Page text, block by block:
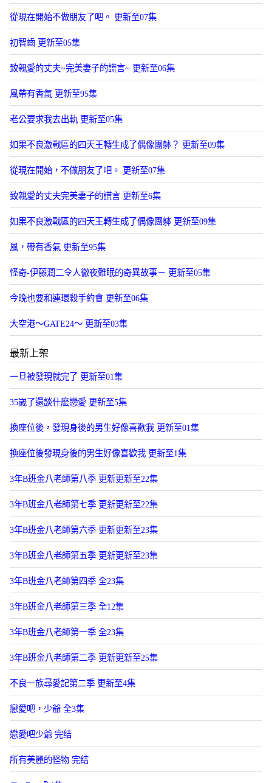
從現在開始不做朋友了吧。 更新至07集
初智齒 更新至05集
致親愛的丈夫~完美妻子的謊言~ 更新至06集
風帶有香氣 更新至95集
老公要求我去出軌 更新至05集
如果不良激戰區的四天王轉生成了偶像團躰？ 更新至09集
從現在開始，不做朋友了吧。 更新至07集
致親愛的丈夫完美妻子的謊言 更新至6集
如果不良激戰區的四天王轉生成了偶像團躰 更新至09集
風，帶有香氣 更新至95集
怪奇-伊藤潤二令人徹夜難眠的奇異故事－ 更新至05集
今晚也要和連環殺手約會 更新至06集
大空港～GATE24～ 更新至03集
最新上架
一旦被發現就完了 更新至01集
35嵗了還談什麽戀愛 更新至5集
換座位後，發現身後的男生好像喜歡我 更新至01集
換座位後發現身後的男生好像喜歡我 更新至1集
3年B班金八老師第八季 更新更新至22集
3年B班金八老師第七季 更新更新至22集
3年B班金八老師第六季 更新更新至23集
3年B班金八老師第五季 更新更新至23集
3年B班金八老師第四季 全23集
3年B班金八老師第三季 全12集
3年B班金八老師第一季 全23集
3年B班金八老師第二季 更新更新至25集
不良一族尋愛記第二季 更新至4集
戀愛吧，少爺 全3集
戀愛吧少爺 完结
所有美麗的怪物 完结